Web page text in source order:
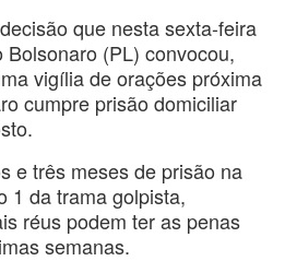
que nesta sexta-feira
(PL) convocou,
vigília de orações próxima
cumpre prisão domiciliar
e três meses de prisão na
1 da trama golpista,
réus podem ter as penas
semanas.